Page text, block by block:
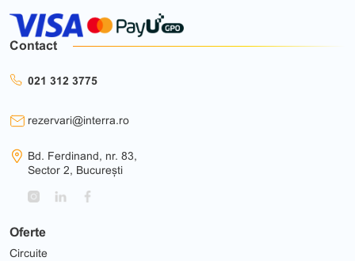
Oferte
Circuite
Contact
021 312 3775
rezervari@interra.ro
Bd. Ferdinand, nr. 83,
Sector 2, București